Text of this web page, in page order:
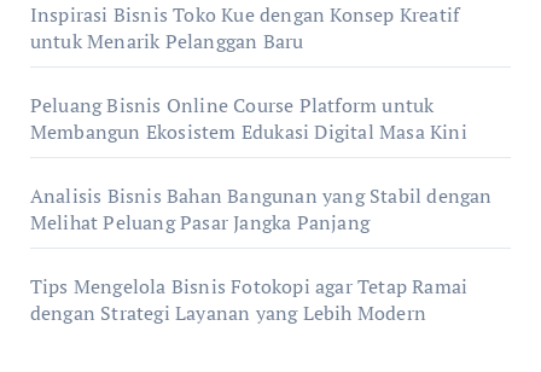
Inspirasi Bisnis Toko Kue dengan Konsep Kreatif
untuk Menarik Pelanggan Baru
Peluang Bisnis Online Course Platform untuk
Membangun Ekosistem Edukasi Digital Masa Kini
Analisis Bisnis Bahan Bangunan yang Stabil dengan
Melihat Peluang Pasar Jangka Panjang
Tips Mengelola Bisnis Fotokopi agar Tetap Ramai
dengan Strategi Layanan yang Lebih Modern